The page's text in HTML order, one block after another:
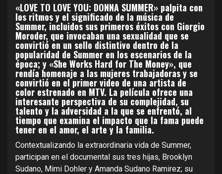
«LOVE TO LOVE YOU: DONNA SUMMER» palpita con
los ritmos y el significado de la música de
Summer, incluidos sus primeros éxitos con Giorgio
Moroder, que invocaban una sexualidad que se
convirtió en un sello distintivo dentro de la
popularidad de Summer en los escenarios de la
época; y «She Works Hard for The Money», que
rendía homenaje a las mujeres trabajadoras y se
convirtió en el primer video de una artista de
color estrenado en MTV. La película ofrece una
interesante perspectiva de su complejidad, su
talento y la adversidad a la que se enfrentó, al
tiempo que examina el impacto que la fama puede
tener en el amor, el arte y la familia.
Contextualizando la extraordinaria vida de Summer,
participan en el documental sus tres hijas, Brooklyn
Sudano, Mimi Dohler y Amanda Sudano Ramirez; su